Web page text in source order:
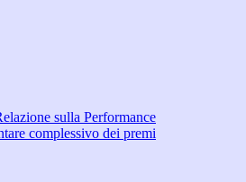
sulla Performance
complessivo dei premi